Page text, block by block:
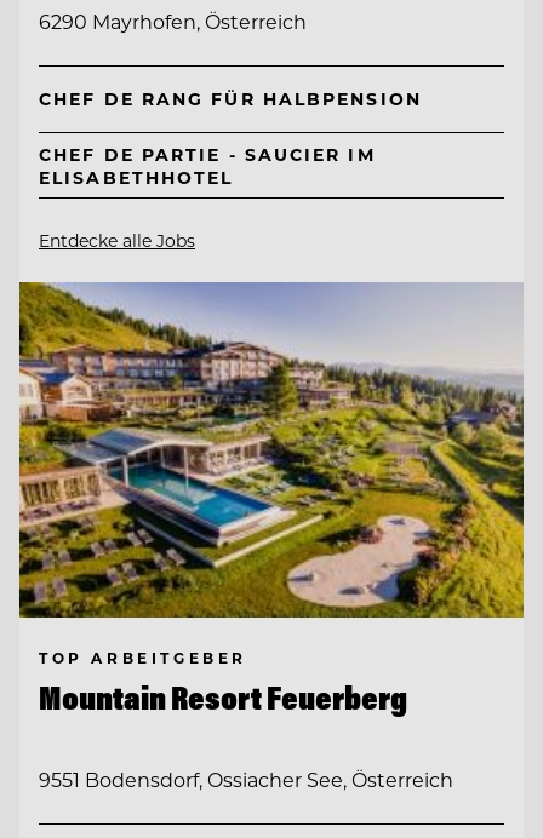
6290 Mayrhofen, Österreich
CHEF DE RANG FÜR HALBPENSION
CHEF DE PARTIE - SAUCIER IM
ELISABETHHOTEL
Entdecke alle Jobs
TOP ARBEITGEBER
Mountain Resort Feuerberg
9551 Bodensdorf, Ossiacher See, Österreich